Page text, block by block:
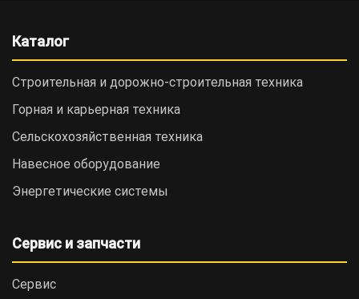
Каталог
Строительная и дорожно-cтроительная техника
Горная и карьерная техника
Сельскохозяйственная техника
Навесное оборудование
Энергетические системы
Сервис и запчасти
Сервис